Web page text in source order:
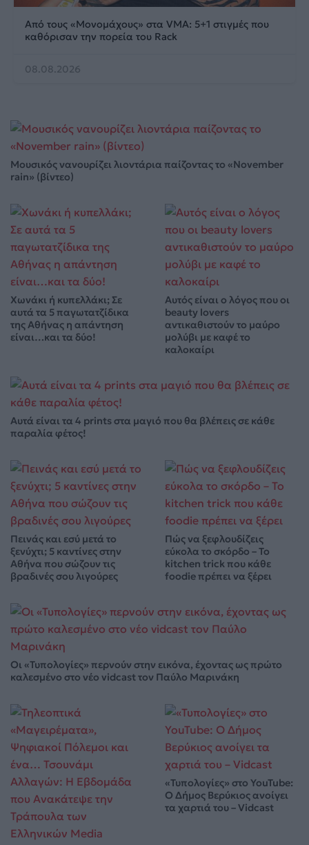
Από τους «Μονομάχους» στα VMA: 5+1 στιγμές που
καθόρισαν την πορεία του Rack
08.08.2026
Μουσικός νανουρίζει λιοντάρια παίζοντας το «November
rain» (βίντεο)
Χωνάκι ή κυπελλάκι; Σε
αυτά τα 5 παγωτατζίδικα
της Αθήνας η απάντηση
είναι…και τα δύο!
Αυτός είναι ο λόγος που οι
beauty lovers
αντικαθιστούν το μαύρο
μολύβι με καφέ το
καλοκαίρι
Αυτά είναι τα 4 prints στα μαγιό που θα βλέπεις σε κάθε
παραλία φέτος!
Πεινάς και εσύ μετά το
ξενύχτι; 5 καντίνες στην
Αθήνα που σώζουν τις
βραδινές σου λιγούρες
Πώς να ξεφλουδίζεις
εύκολα το σκόρδο – Το
kitchen trick που κάθε
foodie πρέπει να ξέρει
Οι «Τυπολογίες» περνούν στην εικόνα, έχοντας ως πρώτο
καλεσμένο στο νέο vidcast τον Παύλο Μαρινάκη
«Τυπολογίες» στο YouTube:
Ο Δήμος Βερύκιος ανοίγει
τα χαρτιά του – Vidcast